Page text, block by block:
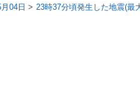
04日 23時37分頃発生した地震(最